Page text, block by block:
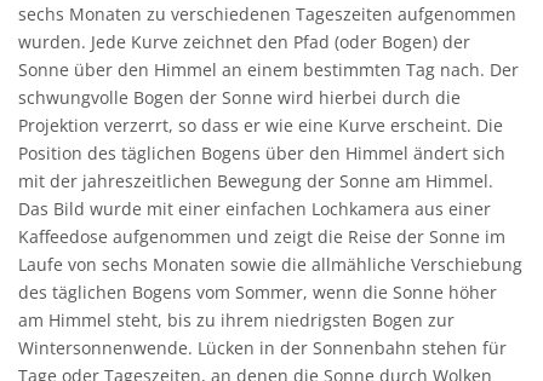
sechs Monaten zu verschiedenen Tageszeiten aufgenommen
wurden. Jede Kurve zeichnet den Pfad (oder Bogen) der
Sonne über den Himmel an einem bestimmten Tag nach. Der
schwungvolle Bogen der Sonne wird hierbei durch die
Projektion verzerrt, so dass er wie eine Kurve erscheint. Die
Position des täglichen Bogens über den Himmel ändert sich
mit der jahreszeitlichen Bewegung der Sonne am Himmel.
Das Bild wurde mit einer einfachen Lochkamera aus einer
Kaffeedose aufgenommen und zeigt die Reise der Sonne im
Laufe von sechs Monaten sowie die allmähliche Verschiebung
des täglichen Bogens vom Sommer, wenn die Sonne höher
am Himmel steht, bis zu ihrem niedrigsten Bogen zur
Wintersonnenwende. Lücken in der Sonnenbahn stehen für
Tage oder Tageszeiten, an denen die Sonne durch Wolken